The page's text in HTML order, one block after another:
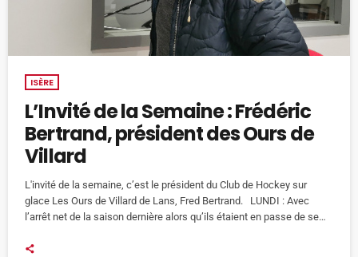
ISÈRE
L’Invité de la Semaine : Frédéric
Bertrand, président des Ours de
Villard
L'invité de la semaine, c’est le président du Club de Hockey sur
glace Les Ours de Villard de Lans, Fred Bertrand. LUNDI : Avec
l’arrêt net de la saison dernière alors qu’ils étaient en passe de se
technique a la patinoire André Ravix a ensuite ralenti leur rentrée. La